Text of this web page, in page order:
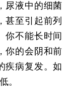
尿液中的细菌
甚至引起前列
你不能长时间
你的会阴和前
疾病复发。如
。